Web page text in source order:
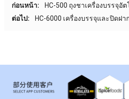
ก่อนหน้า:
HC-500 ถุงชาเครื่องบรรจุอั
ต่อไป:
HC-6000 เครื่องบรรจุและปิดฝ